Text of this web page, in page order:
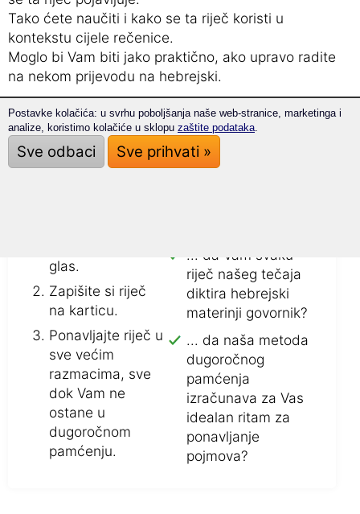
Tako ćete naučiti i kako se ta riječ koristi u
kontekstu cijele rečenice.
Moglo bi Vam biti jako praktično, ako upravo radite
na nekom prijevodu na hebrejski.
Naša tri savjeta:
Ovako ćete brzo i uspješno savladati
nove izraze
glas.
Zapišite si riječ
na karticu.
Ponavljajte riječ u
sve većim
razmacima, sve
dok Vam ne
ostane u
dugoročnom
pamćenju.
... da Vam svaku
riječ našeg tečaja
diktira hebrejski
materinji govornik?
... da naša metoda
dugoročnog
pamćenja
izračunava za Vas
idealan ritam za
ponavljanje
pojmova?
Postavke kolačića: u svrhu poboljšanja naše web-stranice, marketinga i
analize, koristimo kolačiće u sklopu zaštite podataka.
Sve odbaci Sve prihvati »